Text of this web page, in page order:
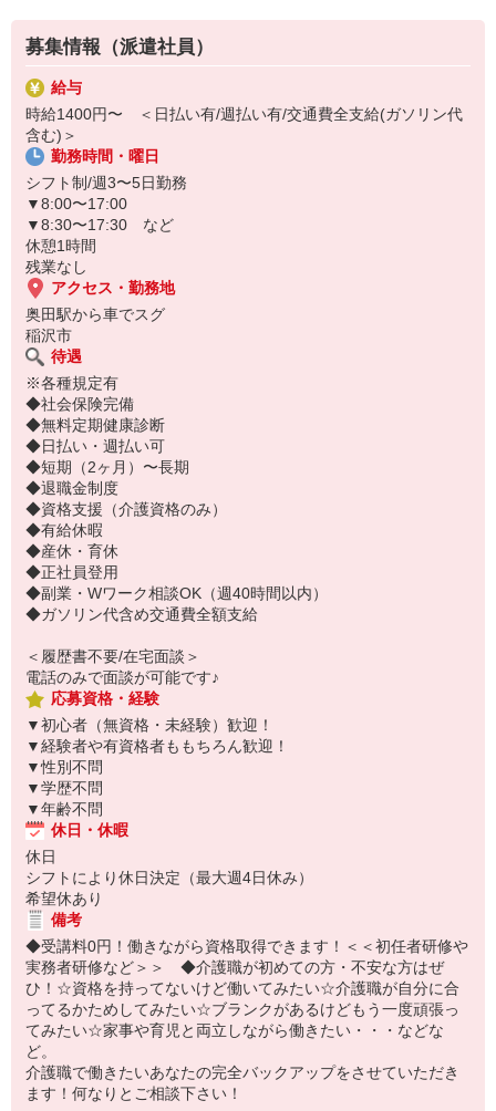
・生活支援（少しの介助あり） など
▼日収例（未経験の場合）
時給1,400円×8時間＝11,200円
日払い・週払いOK◎
すぐにお金が必要な場合は遠慮なく相談してください♪
募集情報（派遣社員）
給与
時給1400円〜 ＜日払い有/週払い有/交通費全支給(ガソリン代
含む)＞
勤務時間・曜日
シフト制/週3〜5日勤務
▼8:00〜17:00
▼8:30〜17:30 など
休憩1時間
残業なし
アクセス・勤務地
奥田駅から車でスグ
稲沢市
待遇
※各種規定有
◆社会保険完備
◆無料定期健康診断
◆日払い・週払い可
◆短期（2ヶ月）〜長期
◆退職金制度
◆資格支援（介護資格のみ）
◆有給休暇
◆産休・育休
◆正社員登用
◆副業・Wワーク相談OK（週40時間以内）
◆ガソリン代含め交通費全額支給
＜履歴書不要/在宅面談＞
電話のみで面談が可能です♪
応募資格・経験
▼初心者（無資格・未経験）歓迎！
▼経験者や有資格者ももちろん歓迎！
▼性別不問
▼学歴不問
▼年齢不問
休日・休暇
休日
シフトにより休日決定（最大週4日休み）
希望休あり
備考
◆受講料0円！働きながら資格取得できます！＜＜初任者研修や
実務者研修など＞＞ ◆介護職が初めての方・不安な方はぜ
ひ！☆資格を持ってないけど働いてみたい☆介護職が自分に合
ってるかためしてみたい☆ブランクがあるけどもう一度頑張っ
てみたい☆家事や育児と両立しながら働きたい・・・などな
ど。
介護職で働きたいあなたの完全バックアップをさせていただき
ます！何なりとご相談下さい！